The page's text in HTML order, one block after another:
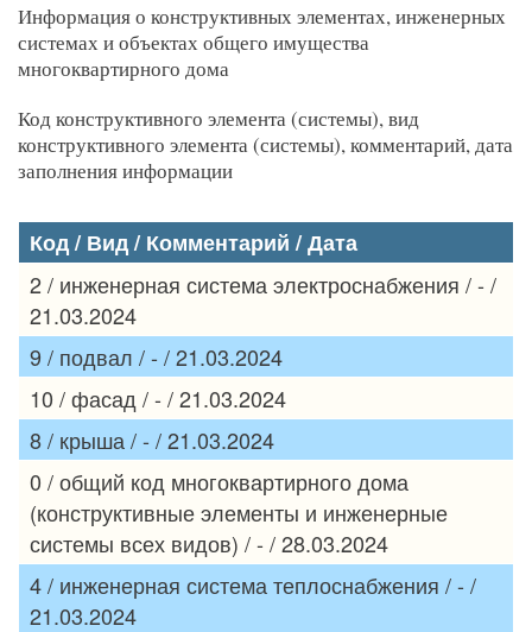
Информация о конструктивных элементах, инженерных
системах и объектах общего имущества
многоквартирного дома
Код конструктивного элемента (системы), вид
конструктивного элемента (системы), комментарий, дата
заполнения информации
Код / Вид / Комментарий / Дата
2 / инженерная система электроснабжения / - /
21.03.2024
9 / подвал / - / 21.03.2024
10 / фасад / - / 21.03.2024
8 / крыша / - / 21.03.2024
0 / общий код многоквартирного дома
(конструктивные элементы и инженерные
системы всех видов) / - / 28.03.2024
4 / инженерная система теплоснабжения / - /
21.03.2024